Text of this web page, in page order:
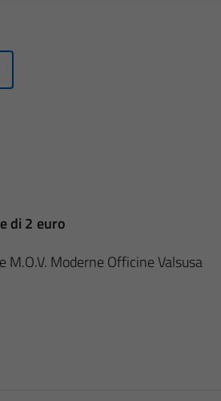
di 2 euro
M.O.V. Moderne Officine Valsusa